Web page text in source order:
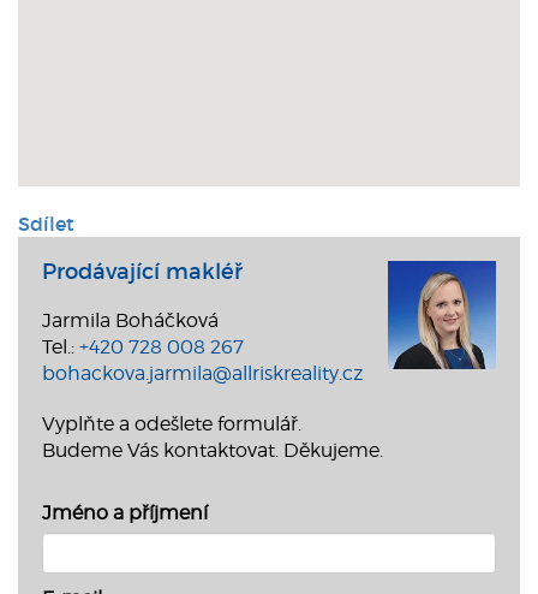
Sdílet
Prodávající makléř
Jarmila Boháčková
Tel.: +420 728 008 267
bohackova.jarmila@allriskreality.cz
Vyplňte a odešlete formulář.
Budeme Vás kontaktovat. Děkujeme.
Jméno a příjmení